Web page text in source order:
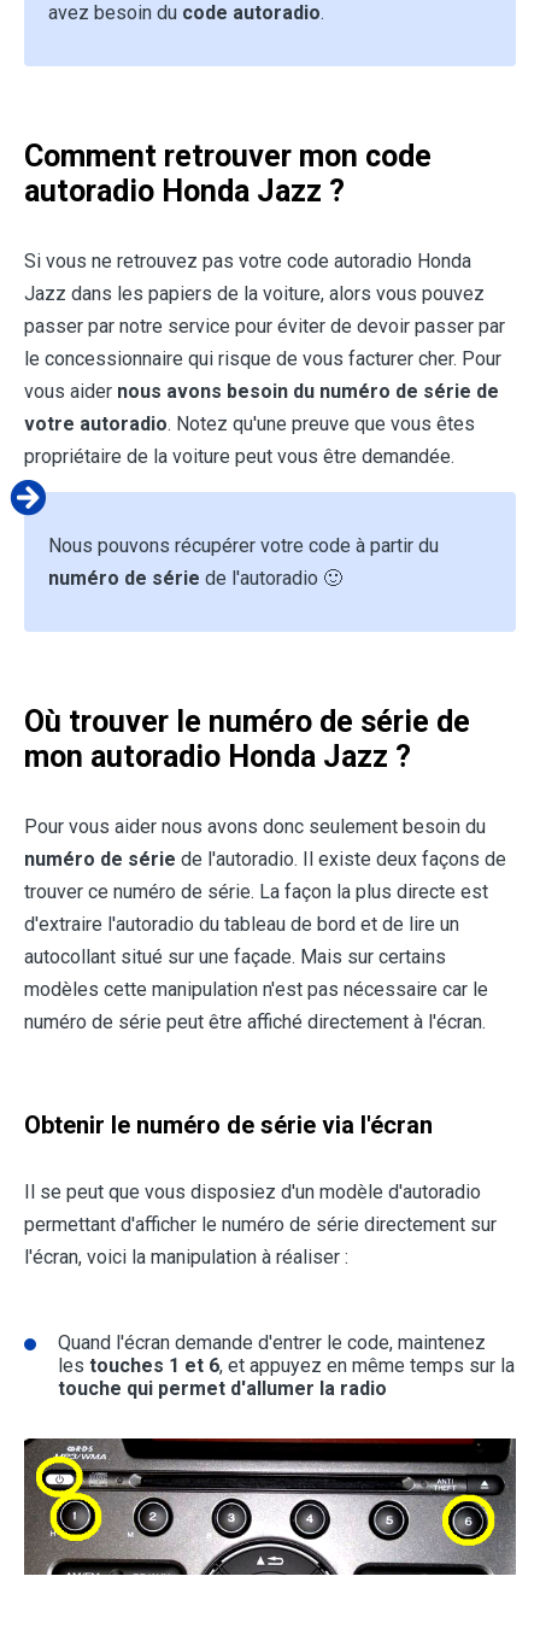
avez besoin du code autoradio.
Comment retrouver mon code
autoradio Honda Jazz ?
Si vous ne retrouvez pas votre code autoradio Honda
Jazz dans les papiers de la voiture, alors vous pouvez
passer par notre service pour éviter de devoir passer par
le concessionnaire qui risque de vous facturer cher. Pour
vous aider nous avons besoin du numéro de série de
votre autoradio. Notez qu'une preuve que vous êtes
propriétaire de la voiture peut vous être demandée.
Nous pouvons récupérer votre code à partir du
numéro de série de l'autoradio 🙂
Où trouver le numéro de série de
mon autoradio Honda Jazz ?
Pour vous aider nous avons donc seulement besoin du
numéro de série de l'autoradio. Il existe deux façons de
trouver ce numéro de série. La façon la plus directe est
d'extraire l'autoradio du tableau de bord et de lire un
autocollant situé sur une façade. Mais sur certains
modèles cette manipulation n'est pas nécessaire car le
numéro de série peut être affiché directement à l'écran.
Obtenir le numéro de série via l'écran
Il se peut que vous disposiez d'un modèle d'autoradio
permettant d'afficher le numéro de série directement sur
l'écran, voici la manipulation à réaliser :
Quand l'écran demande d'entrer le code, maintenez
les touches 1 et 6, et appuyez en même temps sur la
touche qui permet d'allumer la radio